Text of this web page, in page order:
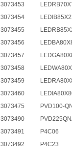
3073453
3073454
3073455
3073456
3073457
3073458
3073459
3073460
3073475
PVD100-
3073490
3073491
P4C06
3073492
P4C23